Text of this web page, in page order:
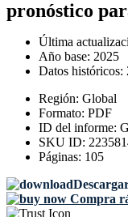
pronóstico
Última
Año base: 2025
Datos históricos:
Región: Global
Formato: PDF
ID del informe:
SKU ID:
Páginas: 105
Compra